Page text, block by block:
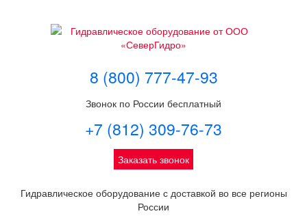
8 (800) 777-47-93
Звонок по России бесплатный
+7 (812) 309-76-73
Заказать звонок
Гидравлическое оборудование с доставкой во все регионы
России